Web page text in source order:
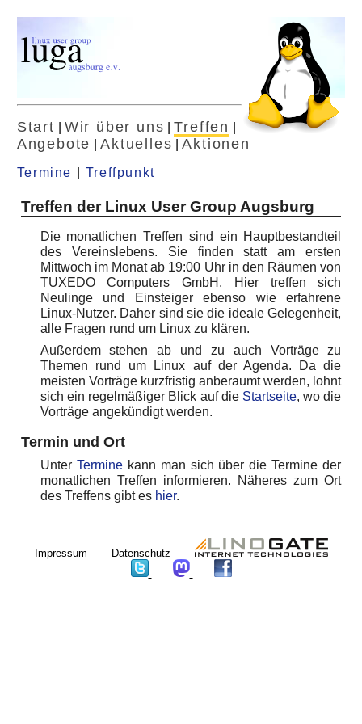
Start Wir über uns |Treffen
Angebote |Aktuelles |Aktionen
Termine Treffpunkt
Treffen der Linux User Group Augsburg
Die monatlichen Treffen sind ein Hauptbestandteil
des Vereinslebens. Sie finden statt am ersten
Mittwoch im Monat ab 19:00 Uhr in den Räumen von
TUXEDO Computers GmbH. Hier treffen sich
Neulinge und Einsteiger ebenso wie erfahrene
Linux-Nutzer. Daher sind sie die ideale Gelegenheit,
alle Fragen rund um Linux zu klären.
Außerdem stehen ab und zu auch Vorträge zu
Themen rund um Linux auf der Agenda. Da die
meisten Vorträge kurzfristig anberaumt werden, lohnt
sich ein regelmäßiger Blick auf die Startseite, wo die
Vorträge angekündigt werden.
Termin und Ort
Unter Terminekann man sich über die Termine der
monatlichen Treffen informieren. Näheres zum Ort
des Treffens gibt es hier.
Impressum Datenschutz